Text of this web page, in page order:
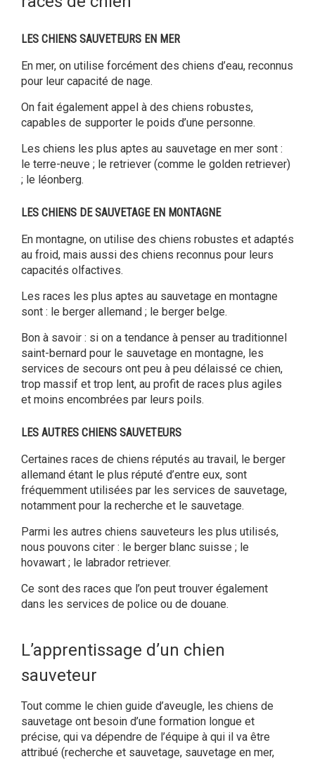
LES CHIENS SAUVETEURS EN MER
En mer, on utilise forcément des chiens d’eau, reconnus
pour leur capacité de nage.
On fait également appel à des chiens robustes,
capables de supporter le poids d’une personne.
Les chiens les plus aptes au sauvetage en mer sont :
le terre-neuve ; le retriever (comme le golden retriever)
; le léonberg.
LES CHIENS DE SAUVETAGE EN MONTAGNE
En montagne, on utilise des chiens robustes et adaptés
au froid, mais aussi des chiens reconnus pour leurs
capacités olfactives.
Les races les plus aptes au sauvetage en montagne
sont : le berger allemand ; le berger belge.
Bon à savoir : si on a tendance à penser au traditionnel
saint-bernard pour le sauvetage en montagne, les
services de secours ont peu à peu délaissé ce chien,
trop massif et trop lent, au profit de races plus agiles
et moins encombrées par leurs poils.
LES AUTRES CHIENS SAUVETEURS
Certaines races de chiens réputés au travail, le berger
allemand étant le plus réputé d’entre eux, sont
fréquemment utilisées par les services de sauvetage,
notamment pour la recherche et le sauvetage.
Parmi les autres chiens sauveteurs les plus utilisés,
nous pouvons citer : le berger blanc suisse ; le
hovawart ; le labrador retriever.
Ce sont des races que l’on peut trouver également
dans les services de police ou de douane.
L’apprentissage d’un chien
sauveteur
Tout comme le chien guide d’aveugle, les chiens de
sauvetage ont besoin d’une formation longue et
précise, qui va dépendre de l’équipe à qui il va être
attribué (recherche et sauvetage, sauvetage en mer,